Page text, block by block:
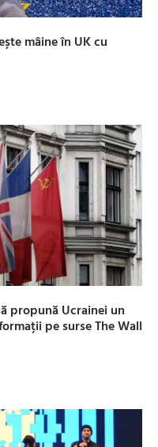
mâine în UK cu
propună Ucrainei un
pe surse The Wall